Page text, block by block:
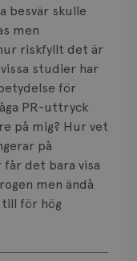
besvär skulle
men
riskfyllt det är
studier har
för
PR-uttryck
på mig? Hur vet
på
får det bara visa
men ändå
för hög